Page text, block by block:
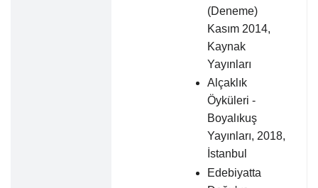
(Deneme)
Kasım 2014,
Kaynak
Yayınları
Alçaklık
Öyküleri -
Boyalıkuş
Yayınları, 2018,
İstanbul
Edebiyatta